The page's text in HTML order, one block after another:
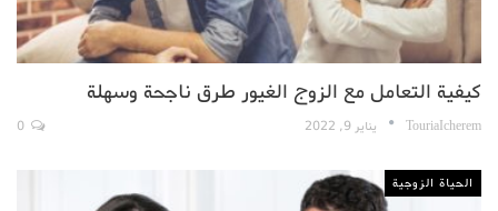
كيفية التعامل مع الزوج الغيور طرق ناجحة وسهلة
TouriaIcherem يناير 9, 2022
الحياة الزوجية